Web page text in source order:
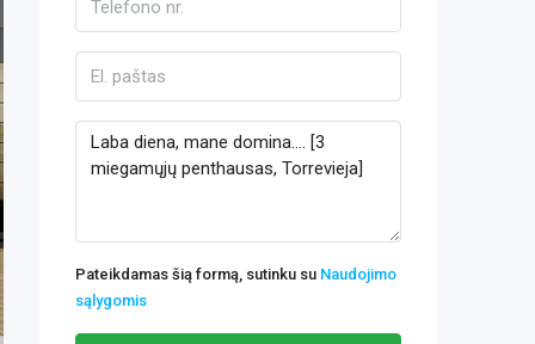
Pateikdamas šią formą, sutinku su Naudojimo
sąlygomis